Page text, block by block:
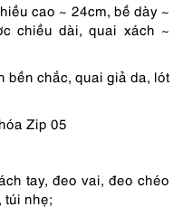
cao ~ 24cm, bề dày ~
chiều dài, quai xách ~
bền chắc, quai giả da, lót
Zip 05
tay, đeo vai, đeo chéo
túi nhẹ;